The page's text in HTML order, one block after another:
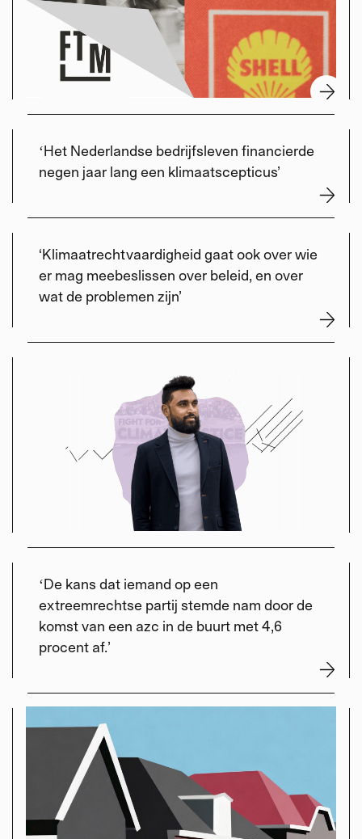
ʻHet Nederlandse bedrijfsleven financierde
negen jaar lang een klimaatscepticus’
‘Klimaatrechtvaardigheid gaat ook over wie
er mag meebeslissen over beleid, en over
wat de problemen zijn’
ʻDe kans dat iemand op een
extreemrechtse partij stemde nam door de
komst van een azc in de buurt met 4,6
procent af.’